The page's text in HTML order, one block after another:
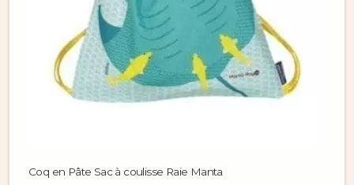
Coq en Pâte Sac à coulisse Raie Manta